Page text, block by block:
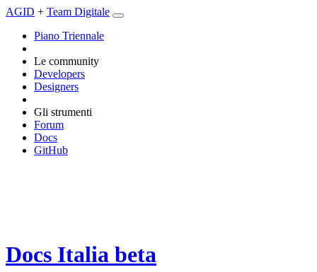
AGID + Team Digitale
Piano Triennale
Le community
Developers
Designers
Gli strumenti
Forum
Docs
GitHub
Docs Italia beta